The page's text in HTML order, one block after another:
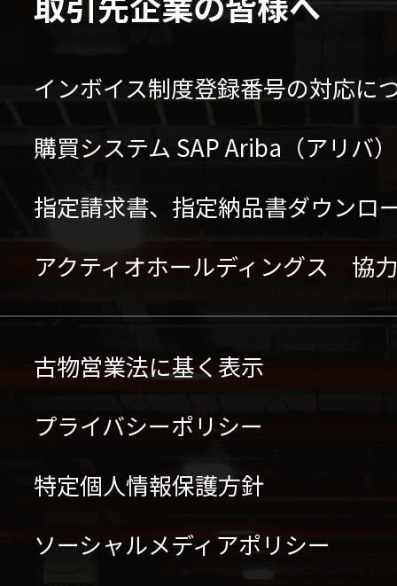
インボイス制度登録番号の対応に
購買システム SAP Ariba（アリバ
指定請求書、指定納品書ダウンロ
アクティオホールディングス 協
古物営業法に基く表示
プライバシーポリシー
特定個人情報保護方針
ソーシャルメディアポリシー